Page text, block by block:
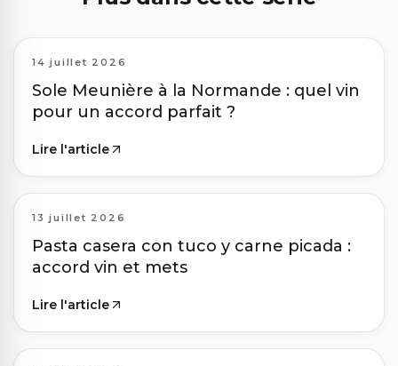
14 juillet 2026
Sole Meunière à la Normande : quel vin
pour un accord parfait ?
Lire l'article
13 juillet 2026
Pasta casera con tuco y carne picada :
accord vin et mets
Lire l'article